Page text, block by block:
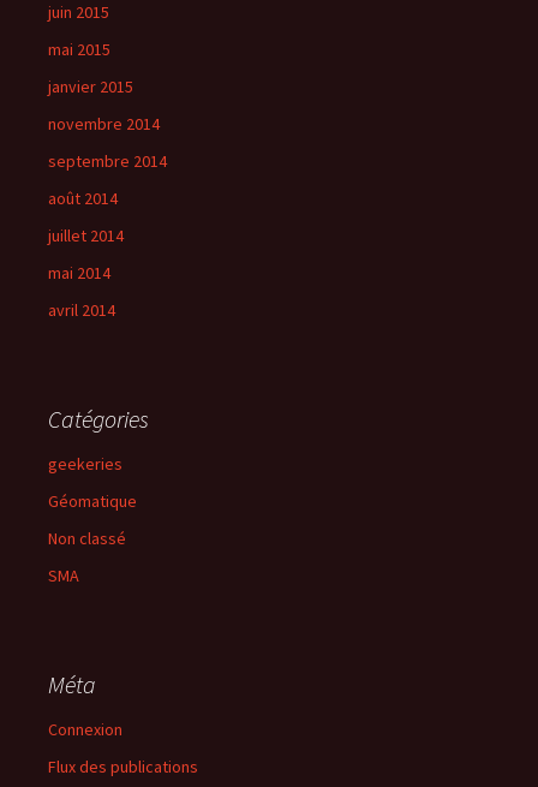
juin 2015
mai 2015
janvier 2015
novembre 2014
septembre 2014
août 2014
juillet 2014
mai 2014
avril 2014
Catégories
geekeries
Géomatique
Non classé
SMA
Méta
Connexion
Flux des publications